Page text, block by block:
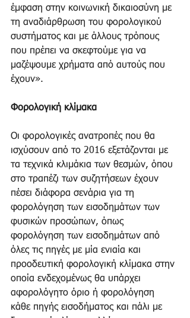
έμφαση στην κοινωνική δικαιοσύνη με
τη αναδιάρθρωση του φορολογικού
συστήματος και με άλλους τρόπους
που πρέπει να σκεφτούμε για να
μαζέψουμε χρήματα από αυτούς που
έχουν».
Φορολογική κλίμακα
Οι φορολογικές ανατροπές που θα
ισχύσουν από το 2016 εξετάζονται με
τα τεχνικά κλιμάκια των θεσμών, όπου
στο τραπέζι των συζητήσεων έχουν
πέσει διάφορα σενάρια για τη
φορολόγηση των εισοδημάτων των
φυσικών προσώπων, όπως
φορολόγηση των εισοδημάτων από
όλες τις πηγές με μία ενιαία και
προοδευτική φορολογική κλίμακα στην
οποία ενδεχομένως θα υπάρχει
αφορολόγητο όριο ή φορολόγηση
κάθε πηγής εισοδήματος και πάλι με